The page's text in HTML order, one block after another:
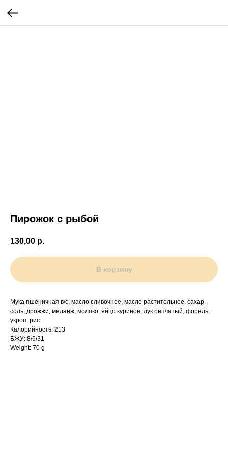
Пирожок с рыбой
130,00 р.
В корзину
Мука пшеничная в/с, масло сливочное, масло растительное, сахар,
соль, дрожжи, меланж, молоко, яйцо куриное, лук репчатый, форель,
укроп, рис.
Калорийность: 213
БЖУ: 8/6/31
Weight: 70 g